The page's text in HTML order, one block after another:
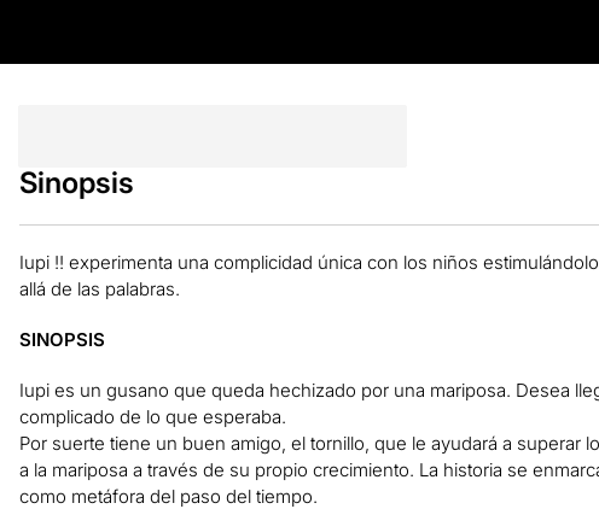
Sinopsis
Iupi !! experimenta una complicidad única con los niños
allá de las palabras.
SINOPSIS
Iupi es un gusano que queda hechizado por una mariposa. Desea
complicado de lo que esperaba.
Por suerte tiene un buen amigo, el tornillo, que le ayudará a superar
a la mariposa a través de su propio crecimiento. La historia se
como metáfora del paso del tiempo.